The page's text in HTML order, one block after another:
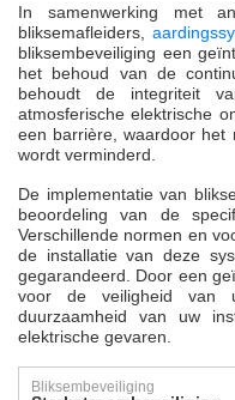
In samenwerking met
bliksemafleiders,
bliksembeveiliging een
het behoud van de
behoudt de integriteit
atmosferische elektrische
een barrière, waardoor het
wordt verminderd.
De implementatie van
beoordeling van de
Verschillende normen en
de installatie van deze
gegarandeerd. Door een
voor de veiligheid van
duurzaamheid van uw
elektrische gevaren.
Bliksembeveiliging